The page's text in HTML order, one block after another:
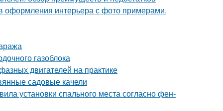
оформления интерьера с фото примерами,
газоблока
двигателей на практике
садовые качели
установки спального места согласно фен-